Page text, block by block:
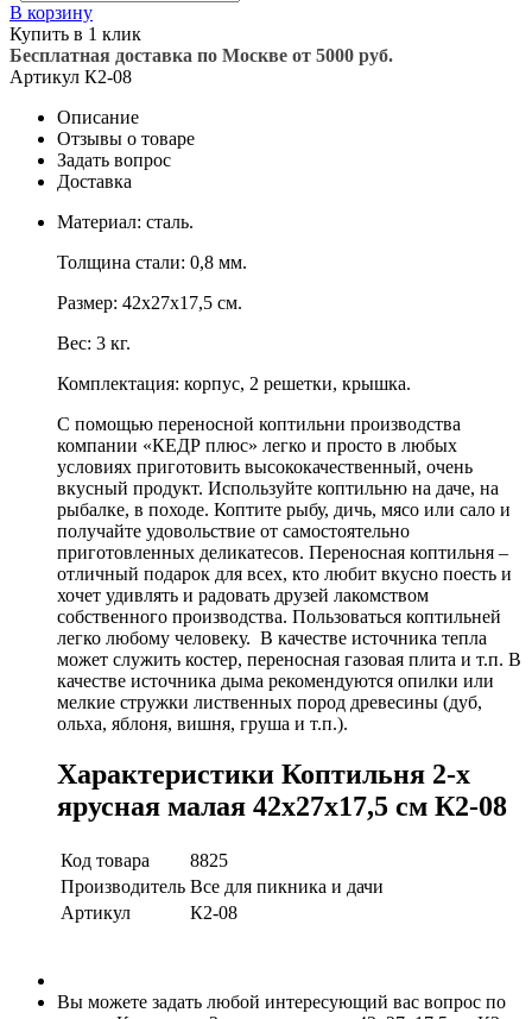
В корзину
Купить в 1 клик
Бесплатная доставка по Москве от 5000 руб.
Артикул К2-08
Описание
Отзывы о товаре
Задать вопрос
Доставка
Материал: сталь.
Толщина стали: 0,8 мм.
Размер: 42х27х17,5 см.
Вес: 3 кг.
Комплектация: корпус, 2 решетки, крышка.
С помощью переносной коптильни производства
компании «КЕДР плюс» легко и просто в любых
условиях приготовить высококачественный, очень
вкусный продукт. Используйте коптильню на даче, на
рыбалке, в походе. Коптите рыбу, дичь, мясо или сало и
получайте удовольствие от самостоятельно
приготовленных деликатесов. Переносная коптильня –
отличный подарок для всех, кто любит вкусно поесть и
хочет удивлять и радовать друзей лакомством
собственного производства. Пользоваться коптильней
легко любому человеку. В качестве источника тепла
может служить костер, переносная газовая плита и т.п. В
качестве источника дыма рекомендуются опилки или
мелкие стружки лиственных пород древесины (дуб,
ольха, яблоня, вишня, груша и т.п.).
Характеристики Коптильня 2-х
ярусная малая 42х27х17,5 см К2-08
Код товара
8825
Производитель Все для пикника и дачи
Артикул
К2-08
Вы можете задать любой интересующий вас вопрос по